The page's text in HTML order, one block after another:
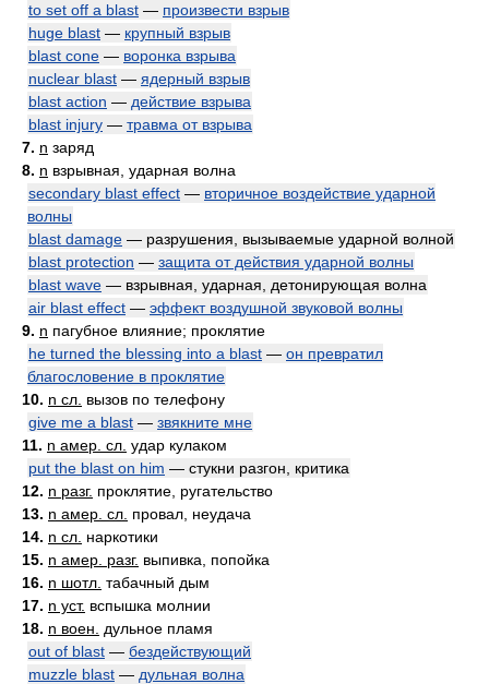
to set off a blast — произвести взрыв
huge blast — крупный взрыв
blast cone — воронка взрыва
nuclear blast — ядерный взрыв
blast action — действие взрыва
blast injury — травма от взрыва
7. n заряд
8. n взрывная, ударная волна
secondary blast effect — вторичное воздействие ударной
волны
blast damage — разрушения, вызываемые ударной волной
blast protection — защита от действия ударной волны
blast wave — взрывная, ударная, детонирующая волна
air blast effect — эффект воздушной звуковой волны
9. n пагубное влияние; проклятие
he turned the blessing into a blast — он превратил
благословение в проклятие
10. n сл. вызов по телефону
give me a blast — звякните мне
11. n амер. сл. удар кулаком
put the blast on him — стукни разгон, критика
12. n разг. проклятие, ругательство
13. n амер. сл. провал, неудача
14. n сл. наркотики
15. n амер. разг. выпивка, попойка
16. n шотл. табачный дым
17. n уст. вспышка молнии
18. n воен.
дульное пламя
out of blast — бездействующий
muzzle blast — дульная волна